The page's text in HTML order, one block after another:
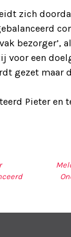
zich
bezorger’,
voor een
gezet maar
Pieter en